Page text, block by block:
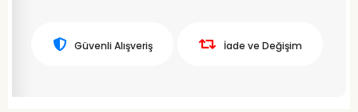
Güvenli Alışveriş İade ve Değişim